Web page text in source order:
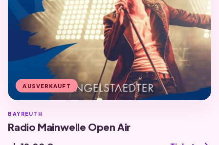
AUSVERKAUFT
BAYREUTH
Radio Mainwelle Open Air